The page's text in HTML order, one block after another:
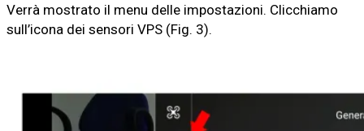
Verrà mostrato il menu delle impostazioni. Clicchiamo
sull’icona dei sensori VPS (Fig. 3).